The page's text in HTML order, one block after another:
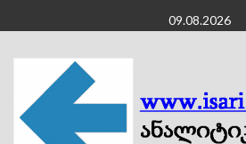
to
content
09.08.2026